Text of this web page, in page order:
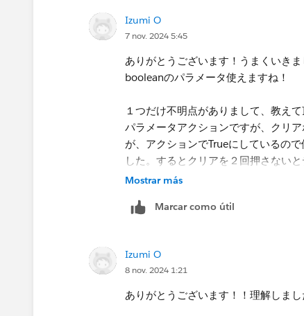
動き
Izumi O
7 nov. 2024 5:45
ありがとうございます！うまくいきま
booleanのパラメータ使えますね！
１つだけ不明点がありまして、教え
パラメータアクションですが、クリ
が、アクションでTrueにしているの
した。するとクリアを２回押さない
これはどういう流れでこのようになる
Mostrar más
Marcar como útil
Izumi O
8 nov. 2024 1:21
ありがとうございます！！理解しまし